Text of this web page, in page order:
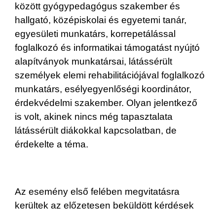
között gyógypedagógus szakember és
hallgató, középiskolai és egyetemi tanár,
egyesületi munkatárs, korrepetálással
foglalkozó és informatikai támogatást nyújtó
alapítványok munkatársai, látássérült
személyek elemi rehabilitációjával foglalkozó
munkatárs, esélyegyenlőségi koordinátor,
érdekvédelmi szakember. Olyan jelentkező
is volt, akinek nincs még tapasztalata
látássérült diákokkal kapcsolatban, de
érdekelte a téma.
Az esemény első felében megvitatásra
kerültek az előzetesen beküldött kérdések